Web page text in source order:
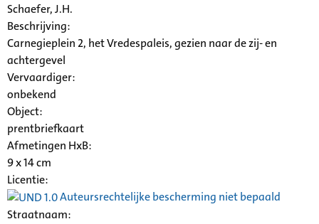
Schaefer, J.H.
Beschrijving:
Carnegieplein 2, het Vredespaleis, gezien naar de zij- en
achtergevel
Vervaardiger:
onbekend
Object:
prentbriefkaart
Afmetingen HxB:
9 x 14 cm
Licentie:
Auteursrechtelijke bescherming niet bepaald
Straatnaam: